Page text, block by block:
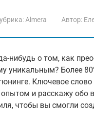
Almera Автор:
нибудь о том, как
уникальным? Более
Ключевое
и расскажу обо
чтобы вы смогли